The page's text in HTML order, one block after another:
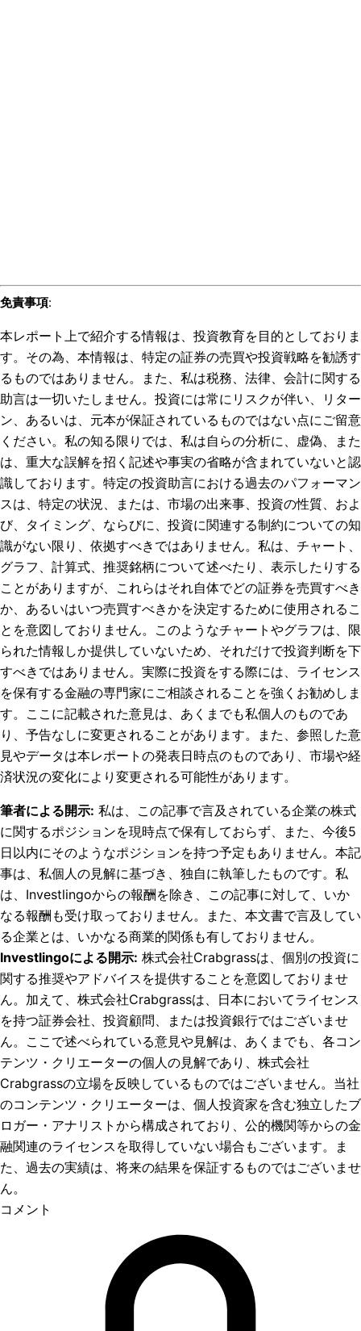
免責事項:
本レポート上で紹介する情報は、投資教育を目的としておりま
す。その為、本情報は、特定の証券の売買や投資戦略を勧誘す
るものではありません。また、私は税務、法律、会計に関する
助言は一切いたしません。投資には常にリスクが伴い、リター
ン、あるいは、元本が保証されているものではない点にご留意
ください。私の知る限りでは、私は自らの分析に、虚偽、また
は、重大な誤解を招く記述や事実の省略が含まれていないと認
識しております。特定の投資助言における過去のパフォーマン
スは、特定の状況、または、市場の出来事、投資の性質、およ
び、タイミング、ならびに、投資に関連する制約についての知
識がない限り、依拠すべきではありません。私は、チャート、
グラフ、計算式、推奨銘柄について述べたり、表示したりする
ことがありますが、これらはそれ自体でどの証券を売買すべき
か、あるいはいつ売買すべきかを決定するために使用されるこ
とを意図しておりません。このようなチャートやグラフは、限
られた情報しか提供していないため、それだけで投資判断を下
すべきではありません。実際に投資をする際には、ライセンス
を保有する金融の専門家にご相談されることを強くお勧めしま
す。ここに記載された意見は、あくまでも私個人のものであ
り、予告なしに変更されることがあります。また、参照した意
見やデータは本レポートの発表日時点のものであり、市場や経
済状況の変化により変更される可能性があります。
筆者による開示: 私は、この記事で言及されている企業の株式
に関するポジションを現時点で保有しておらず、また、今後5
日以内にそのようなポジションを持つ予定もありません。 本記
事は、私個人の見解に基づき、独自に執筆したものです。私
は、Investlingoからの報酬を除き、この記事に対して、いか
なる報酬も受け取っておりません。また、本文書で言及してい
る企業とは、いかなる商業的関係も有しておりません。
Investlingoによる開示: 株式会社Crabgrassは、個別の投資に
関する推奨やアドバイスを提供することを意図しておりませ
ん。加えて、株式会社Crabgrassは、日本においてライセンス
を持つ証券会社、投資顧問、または投資銀行ではございませ
ん。ここで述べられている意見や見解は、あくまでも、各コン
テンツ・クリエーターの個人の見解であり、株式会社
Crabgrassの立場を反映しているものではございません。当社
のコンテンツ・クリエーターは、個人投資家を含む独立したブ
ロガー・アナリストから構成されており、公的機関等からの金
融関連のライセンスを取得していない場合もございます。ま
た、過去の実績は、将来の結果を保証するものではございませ
ん。
コメント